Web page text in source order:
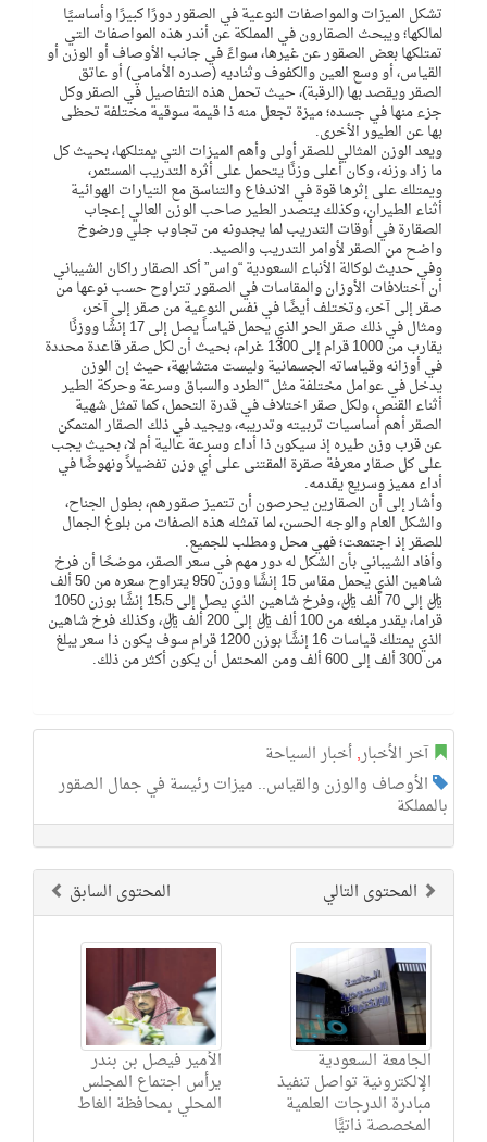
تشكل الميزات والمواصفات النوعية في الصقور دورًا كبيرًا وأساسيًا
لمالكها؛ ويبحث الصقارون في المملكة عن أندر هذه المواصفات التي
تمتلكها بعض الصقور عن غيرها، سواءً في جانب الأوصاف أو الوزن أو
القياس، أو وسع العين والكفوف وثناديه (صدره الأمامي) أو عاتق
الصقر ويقصد بها (الرقبة)، حيث تحمل هذه التفاصيل في الصقر وكل
جزء منها في جسده؛ ميزة تجعل منه ذا قيمة سوقية مختلفة تحظى
بها عن الطيور الأخرى.
ويعد الوزن المثالي للصقر أولى وأهم الميزات التي يمتلكها، بحيث كل
ما زاد وزنه، وكان أعلى وزنًا يتحمل على أثره التدريب المستمر،
ويمتلك على إثرها قوة في الاندفاع والتناسق مع التيارات الهوائية
أثناء الطيران، وكذلك يتصدر الطير صاحب الوزن العالي إعجاب
الصقارة في أوقات التدريب لما يجدونه من تجاوب جلي ورضوخ
واضح من الصقر لأوامر التدريب والصيد.
وفي حديث لوكالة الأنباء السعودية “واس” أكد الصقار راكان الشيباني
أن اختلافات الأوزان والمقاسات في الصقور تتراوح حسب نوعها من
صقر إلى آخر، وتختلف أيضًا في نفس النوعية من صقر إلى آخر،
ومثال في ذلك صقر الحر الذي يحمل قياساً يصل إلى 17 إنشًا ووزنًا
يقارب من 1000 قرام إلى 1300 غرام، بحيث أن لكل صقر قاعدة محددة
في أوزانه وقياساته الجسمانية وليست متشابهة، حيث إن الوزن
يدخل في عوامل مختلفة مثل “الطرد والسباق وسرعة وحركة الطير
أثناء القنص، ولكل صقر اختلاف في قدرة التحمل، كما تمثل شهية
الصقر أهم أساسيات تربيته وتدريبه، ويجيد في ذلك الصقار المتمكن
عن قرب وزن طيره إذ سيكون ذا أداء وسرعة عالية أم لا، بحيث يجب
على كل صقار معرفة صقرة المقتنى على أي وزن تفضيلاً ونهوضًا في
أداء مميز وسريع يقدمه.
وأشار إلى أن الصقارين يحرصون أن تتميز صقورهم، بطول الجناح،
والشكل العام والوجه الحسن، لما تمثله هذه الصفات من بلوغ الجمال
للصقر إذ اجتمعت؛ فهي محل ومطلب للجميع.
وأفاد الشيباني بأن الشكل له دور مهم في سعر الصقر، موضحًا أن فرخ
شاهين الذي يحمل مقاس 15 إنشًا ووزن 950 يتراوح سعره من 50 ألف
ريال إلى 70 ألف ريال، وفرخ شاهين الذي يصل إلى 15،5 إنشًا بوزن 1050
قراما، يقدر مبلغه من 100 ألف ريال إلى 200 ألف ريال، وكذلك فرخ شاهين
الذي يمتلك قياسات 16 إنشًا بوزن 1200 قرام سوف يكون ذا سعر يبلغ
من 300 ألف إلى 600 ألف ومن المحتمل أن يكون أكثر من ذلك.
آخر الأخبار,أخبار السياحة
الأوصاف والوزن والقياس.. ميزات رئيسة في جمال الصقور
بالمملكة
المحتوى السابق المحتوى التالي
الأمير فيصل بن بندر
يرأس اجتماع المجلس
المحلي بمحافظة الغاط
الجامعة السعودية
الإلكترونية تواصل تنفيذ
مبادرة الدرجات العلمية
المخصصة ذاتيًّا